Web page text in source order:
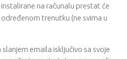
na računalu prestat će
trenutku (ne svima u
emaila isključivo sa svoje